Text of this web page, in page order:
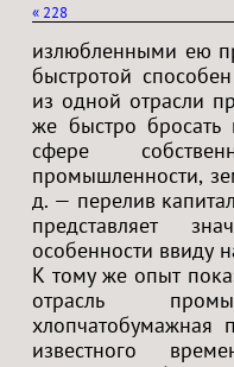
« 228
излюбленными ею
быстротой
из одной отрасли
же быстро
сфере
промышленности,
д. — перелив
представляет
особенности ввиду
К тому же опыт
отрасль
хлопчатобумажная
известного